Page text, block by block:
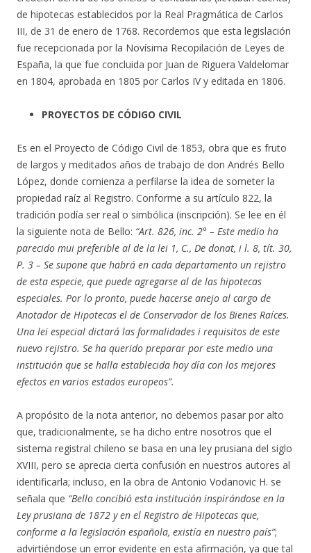
de hipotecas establecidos por la Real Pragmática de Carlos
III, de 31 de enero de 1768. Recordemos que esta legislación
fue recepcionada por la Novísima Recopilación de Leyes de
España, la que fue concluida por Juan de Riguera Valdelomar
en 1804, aprobada en 1805 por Carlos IV y editada en 1806.
PROYECTOS DE CÓDIGO CIVIL
Es en el Proyecto de Código Civil de 1853, obra que es fruto
de largos y meditados años de trabajo de don Andrés Bello
López, donde comienza a perfilarse la idea de someter la
propiedad raíz al Registro. Conforme a su artículo 822, la
tradición podía ser real o simbólica (inscripción). Se lee en él
la siguiente nota de Bello: “Art. 826, inc. 2° – Este medio ha
parecido mui preferible al de la lei 1, C., De donat, i l. 8, tít. 30,
P. 3 – Se supone que habrá en cada departamento un rejistro
de esta especie, que puede agregarse al de las hipotecas
especiales. Por lo pronto, puede hacerse anejo al cargo de
Anotador de Hipotecas el de Conservador de los Bienes Raíces.
Una lei especial dictará las formalidades i requisitos de este
nuevo rejistro. Se ha querido preparar por este medio una
institución que se halla establecida hoy día con los mejores
efectos en varios estados europeos”.
A propósito de la nota anterior, no debemos pasar por alto
que, tradicionalmente, se ha dicho entre nosotros que el
sistema registral chileno se basa en una ley prusiana del siglo
XVIII, pero se aprecia cierta confusión en nuestros autores al
identificarla; incluso, en la obra de Antonio Vodanovic H. se
señala que “Bello concibió esta institución inspirándose en la
Ley prusiana de 1872 y en el Registro de Hipotecas que,
conforme a la legislación española, existía en nuestro país”;
advirtiéndose un error evidente en esta afirmación, ya que tal